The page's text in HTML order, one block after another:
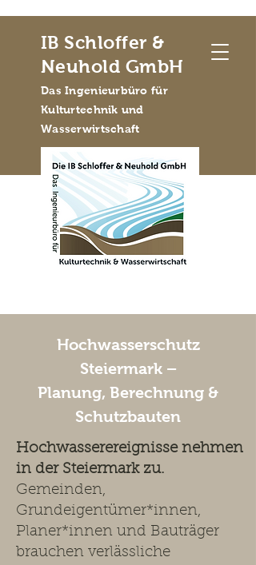
IB Schloffer &
Neuhold GmbH
Das Ingenieurbüro für
Kulturtechnik und
Wasserwirtschaft
Hochwasserschutz
Steiermark –
Planung, Berechnung &
Schutzbauten
Hochwasserereignisse nehmen
in der Steiermark zu.
Gemeinden,
Grundeigentümer*innen,
Planer*innen und Bauträger
brauchen verlässliche